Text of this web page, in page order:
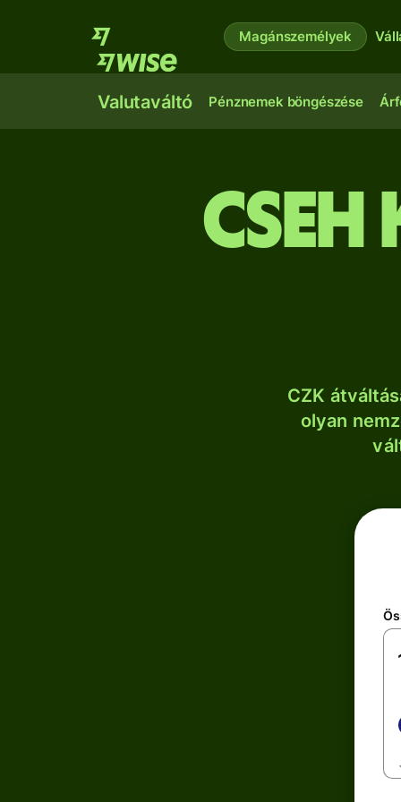
Magánszemélyek
Valutaváltó Pénznemek böngészése
cseh
CZK
olyan